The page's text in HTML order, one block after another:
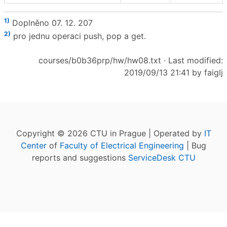
1) Doplněno 07. 12. 207
2) pro jednu operaci push, pop a get.
courses/b0b36prp/hw/hw08.txt · Last modified:
2019/09/13 21:41 by faiglj
Copyright © 2026 CTU in Prague | Operated by IT
Center of Faculty of Electrical Engineering | Bug
reports and suggestions ServiceDesk CTU